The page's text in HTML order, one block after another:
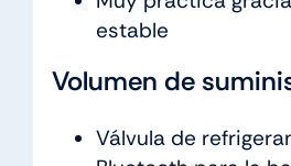
estable
Volumen de
Válvula de